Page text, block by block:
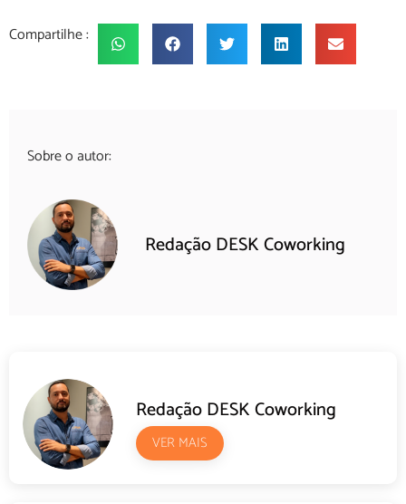
Compartilhe :
Sobre o autor:
Redação DESK Coworking
Redação DESK Coworking
VER MAIS